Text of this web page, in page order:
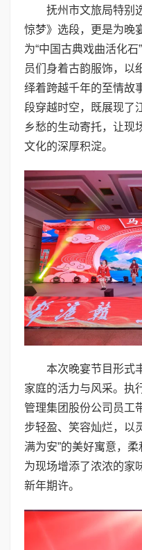
抚州市文旅局特别
惊梦》选段，更是为晚
为“中国古典戏曲活化
员们身着古韵服饰，以
绎着跨越千年的至情故
段穿越时空，既展现了
乡愁的生动寄托，让现
文化的深厚积淀。
本次晚宴节目形式
家庭的活力与风采。执
管理集团股份公司员工
步轻盈、笑容灿烂，以
满为安”的美好寓意，
为现场增添了浓浓的家
新年期许。